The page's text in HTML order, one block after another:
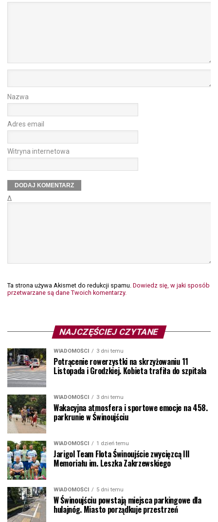
Nazwa
Adres email
Witryna internetowa
Δ
Ta strona używa Akismet do redukcji spamu. Dowiedz się, w jaki sposób
przetwarzane są dane Twoich komentarzy.
NAJCZĘŚCIEJ CZYTANE
WIADOMOŚCI 3 dni temu
Potrącenie rowerzystki na skrzyżowaniu 11
Listopada i Grodzkiej. Kobieta trafiła do szpitala
WIADOMOŚCI 3 dni temu
Wakacyjna atmosfera i sportowe emocje na 458.
parkrunie w Świnoujściu
WIADOMOŚCI 1 dzień temu
Jarigol Team Flota Świnoujście zwycięzcą III
Memoriału im. Leszka Zakrzewskiego
WIADOMOŚCI 5 dni temu
W Świnoujściu powstają miejsca parkingowe dla
hulajnóg. Miasto porządkuje przestrzeń